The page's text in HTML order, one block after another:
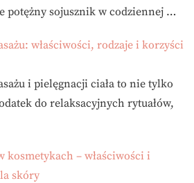
potężny sojusznik w codziennej …
właściwości, rodzaje i korzyści
i pielęgnacji ciała to nie tylko
do relaksacyjnych rytuałów,
kosmetykach – właściwości i
skóry